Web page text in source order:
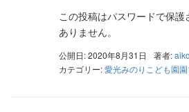
この投稿はパスワードで保
ありません。
公開日: 2020年8月31日 著者:
カテゴリー:愛光みのりこども園